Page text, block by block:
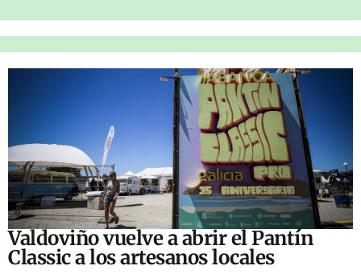
Valdoviño vuelve a abrir el Pantín
Classic a los artesanos locales